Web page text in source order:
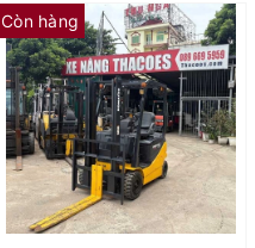
Còn hàng